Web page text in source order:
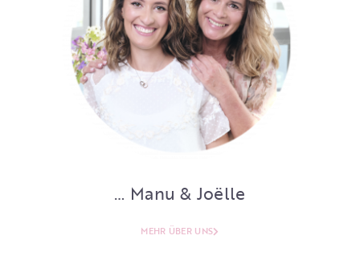
… Manu & Joëlle
MEHR ÜBER UNS